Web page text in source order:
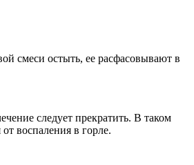
смеси остыть, ее расфасовывают в
следует прекратить. В таком
воспаления в горле.